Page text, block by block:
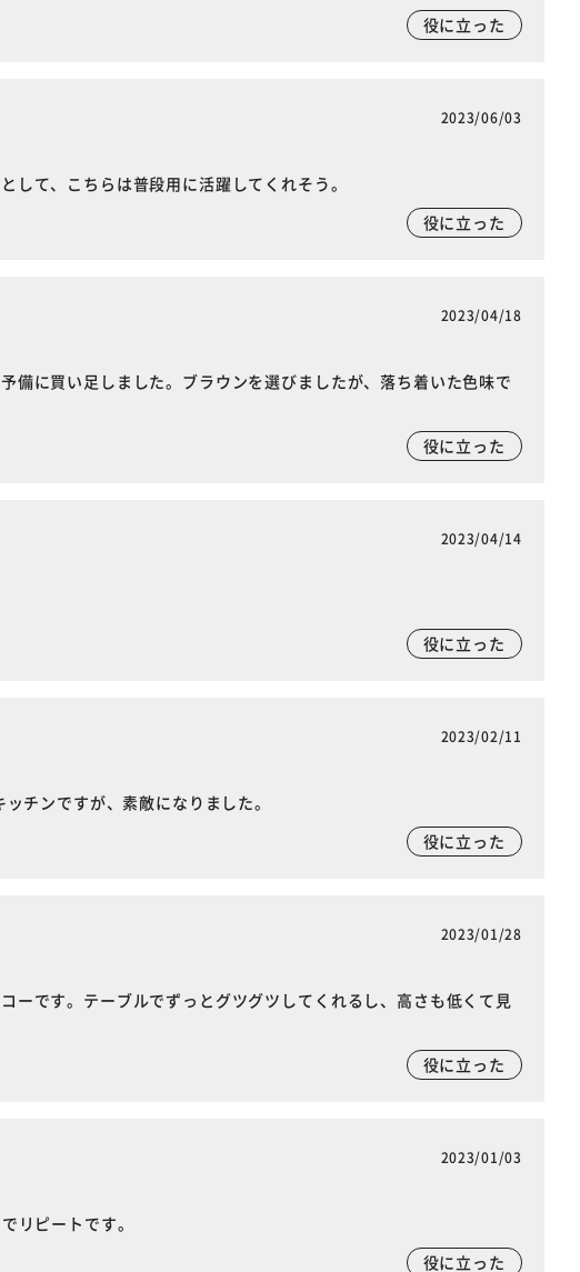
役に立った
2023/06/03
して、こちらは普段用に活躍してくれそう。
役に立った
2023/04/18
備に買い足しました。ブラウンを選びましたが、落ち着いた色味で
役に立った
2023/04/14
役に立った
2023/02/11
チンですが、素敵になりました。
役に立った
2023/01/28
ーです。テーブルでずっとグツグツしてくれるし、高さも低くて見
役に立った
2023/01/03
リピートです。
役に立った